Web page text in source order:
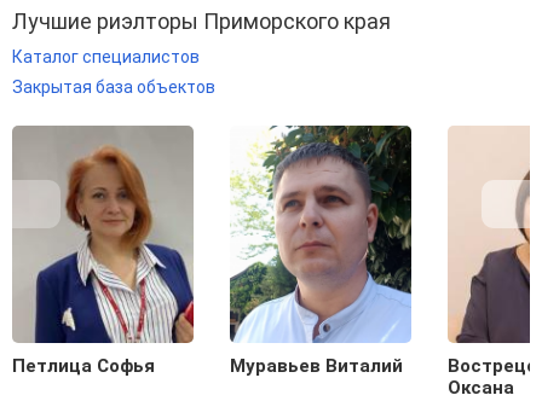
Лучшие риэлторы Приморского края
Каталог специалистов
Закрытая база объектов
Петлица Софья Муравьев Виталий
Оксана